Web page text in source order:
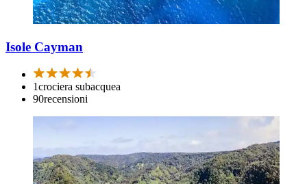
Isole Cayman
1crociera subacquea
90recensioni